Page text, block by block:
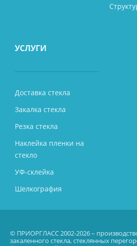
УСЛУГИ
Доставка стекла
Закалка стекла
Резка стекла
Наклейка пленки на
стекло
УФ-склейка
Шелкография
© ПРИОРГЛАСС 2002-2026 –
закаленного стекла, стеклянных